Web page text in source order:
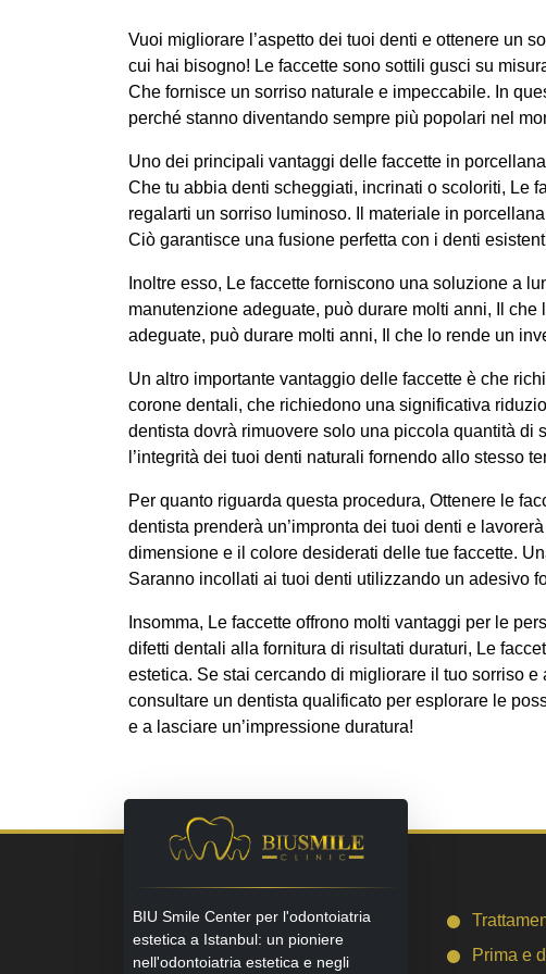
Vuoi migliorare l’aspetto dei tuoi denti e ottenere un
cui hai bisogno! Le faccette sono sottili gusci su
Che fornisce un sorriso naturale e impeccabile. In
perché stanno diventando sempre più popolari nel
Uno dei principali vantaggi delle faccette in
Che tu abbia denti scheggiati, incrinati o scoloriti, Le
regalarti un sorriso luminoso. Il materiale in
Ciò garantisce una fusione perfetta con i denti
Inoltre esso, Le faccette forniscono una soluzione a
manutenzione adeguate, può durare molti anni, Il
adeguate, può durare molti anni, Il che lo rende un
Un altro importante vantaggio delle faccette è che
corone dentali, che richiedono una significativa
dentista dovrà rimuovere solo una piccola quantità di
l’integrità dei tuoi denti naturali fornendo allo stesso
Per quanto riguarda questa procedura, Ottenere le
dentista prenderà un’impronta dei tuoi denti e
dimensione e il colore desiderati delle tue faccette.
Saranno incollati ai tuoi denti utilizzando un adesivo
Insomma, Le faccette offrono molti vantaggi per le
difetti dentali alla fornitura di risultati duraturi, Le
estetica. Se stai cercando di migliorare il tuo sorriso
consultare un dentista qualificato per esplorare le
e a lasciare un’impressione duratura!
BIU Smile Center per l'odontoiatria
estetica a Istanbul: un pioniere
nell'odontoiatria estetica e negli
Prima e